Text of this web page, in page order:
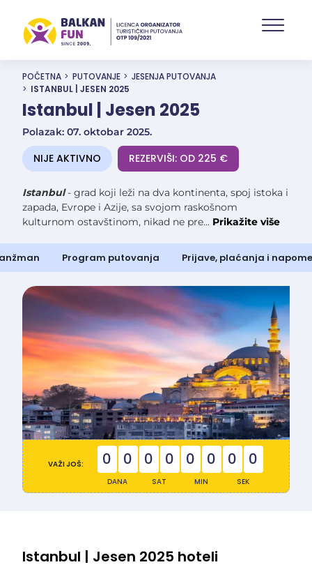
main
content
POČETNA PUTOVANJE
JESENJA PUTOVANJA
ISTANBUL | JESEN 2025
Istanbul | Jesen 2025
Polazak: 07. oktobar 2025.
NIJE AKTIVNO REZERVIŠI: OD 225 €
Istanbul- grad koji leži na dva kontinenta, spoj istoka i
zapada, Evrope i Azije, sa svojom raskošnom
kulturnom ostavštinom, nikad ne pre... Prikažite više
Program putovanja Prijave, plaćanja i
VAŽI JOŠ: 0 0
DANA
0 0
SAT
0 0
MIN
0 0
SEK
Istanbul | Jesen 2025 hoteli